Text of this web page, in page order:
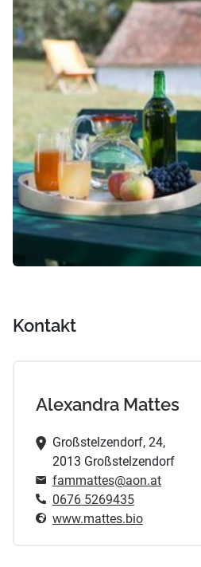
Kontakt
Alexandra Mattes
Großstelzendorf, 24,
2013 Großstelzendorf
fammattes@aon.at
0676 5269435
www.mattes.bio